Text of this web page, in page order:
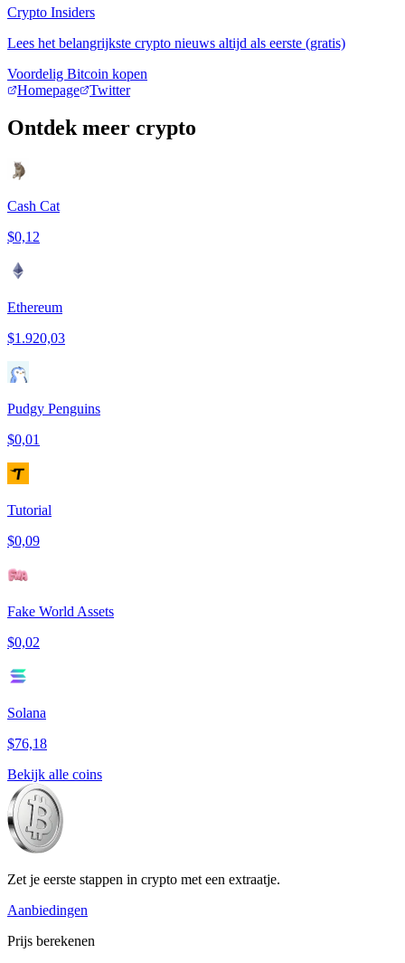
Crypto Insiders
Lees het belangrijkste crypto nieuws altijd als eerste (gratis)
Voordelig Bitcoin kopen
Homepage
Twitter
Ontdek meer crypto
Cash Cat
$0,12
Ethereum
$1.920,03
Pudgy Penguins
$0,01
Tutorial
$0,09
Fake World Assets
$0,02
Solana
$76,18
Bekijk alle coins
Zet je eerste stappen in crypto met een extraatje.
Aanbiedingen
Prijs berekenen